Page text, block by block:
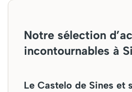
Notre sélection
incontournables à
Le Castelo de Sines et